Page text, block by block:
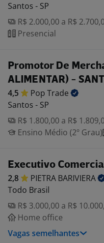
Santos - SP
R$ 2.000,00 a R$
Presencial
Promotor De
ALIMENTAR) -
4,5 Pop Trade
Santos - SP
R$ 1.800,00 a R$
Ensino Médio (2º Grau)
Executivo
2,8 PIETRA BARIVIERA
Todo Brasil
R$ 3.000,00 a R$
Home office
Vagas semelhantes